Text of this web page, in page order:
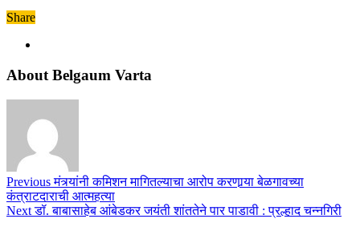
Share
About Belgaum Varta
Previousमंत्र्यांनी कमिशन मागितल्याचा आरोप करणार्‍या बेळगावच्या
कंत्राटदाराची आत्महत्या
Nextडॉ. बाबासाहेब आंबेडकर जयंती शांततेने पार पाडावी : प्रल्हाद चन्नगिरी